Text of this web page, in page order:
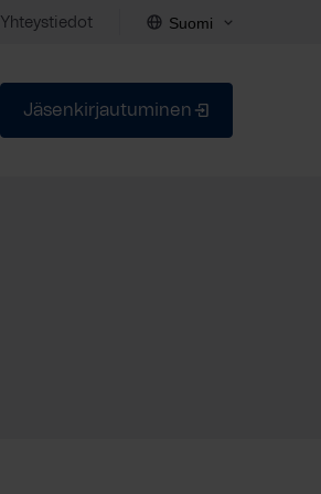
Yhteystiedot Suomi
Jäsenkirjautuminen